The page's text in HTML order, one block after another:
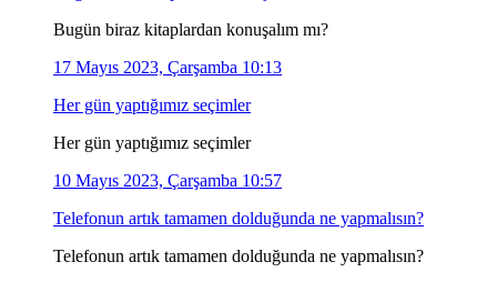
Bugün biraz kitaplardan konuşalım mı?
17 Mayıs 2023, Çarşamba 10:13
Her gün yaptığımız seçimler
Her gün yaptığımız seçimler
10 Mayıs 2023, Çarşamba 10:57
Telefonun artık tamamen dolduğunda ne yapmalısın?
Telefonun artık tamamen dolduğunda ne yapmalısın?